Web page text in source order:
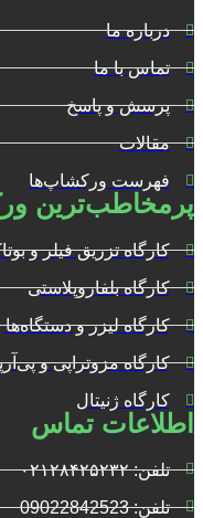
درباره ما
تماس با ما
پرسش و پاسخ
مقالات
فهرست ورکشاپ‌ها
پرمخاطب‌ترین
کارگاه تزریق فیلر و
کارگاه بلفاروپلاستی
کارگاه لیزر و دستگاه‌ها
کارگاه مزوتراپی و
کارگاه ژنیتال
اطلاعات تماس
تلفن: ۰۲۱۲۸۴۲۵۲۳۲
تلفن: 09022842523